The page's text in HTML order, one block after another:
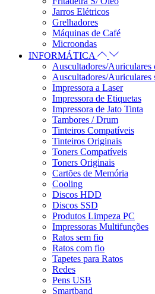
Jarros Elétricos
Grelhadores
Máquinas de Café
Microondas
INFORMÁTICA
Auscultadores/Auriculares
Auscultadores/Auriculares
Impressora a Laser
Impressora de Etiquetas
Impressora de Jato Tinta
Tambores / Drum
Tinteiros Compatíveis
Tinteiros Originais
Toners Compatíveis
Toners Originais
Cartões de Memória
Cooling
Discos HDD
Discos SSD
Produtos Limpeza PC
Impressoras Multifunções
Ratos sem fio
Ratos com fio
Tapetes para Ratos
Redes
Pens USB
Smartband